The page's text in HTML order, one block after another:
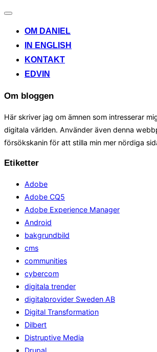
Toggle
OM DANIEL
IN ENGLISH
KONTAKT
EDVIN
Om bloggen
Här skriver jag om ämnen som intresserar
digitala världen. Använder även denna
försökskanin för att stilla min mer nördiga
Etiketter
Adobe
Adobe CQ5
Adobe Experience Manager
Android
bakgrundbild
cms
communities
cybercom
digitala trender
digitalprovider Sweden AB
Digital Transformation
Dilbert
Distruptive Media